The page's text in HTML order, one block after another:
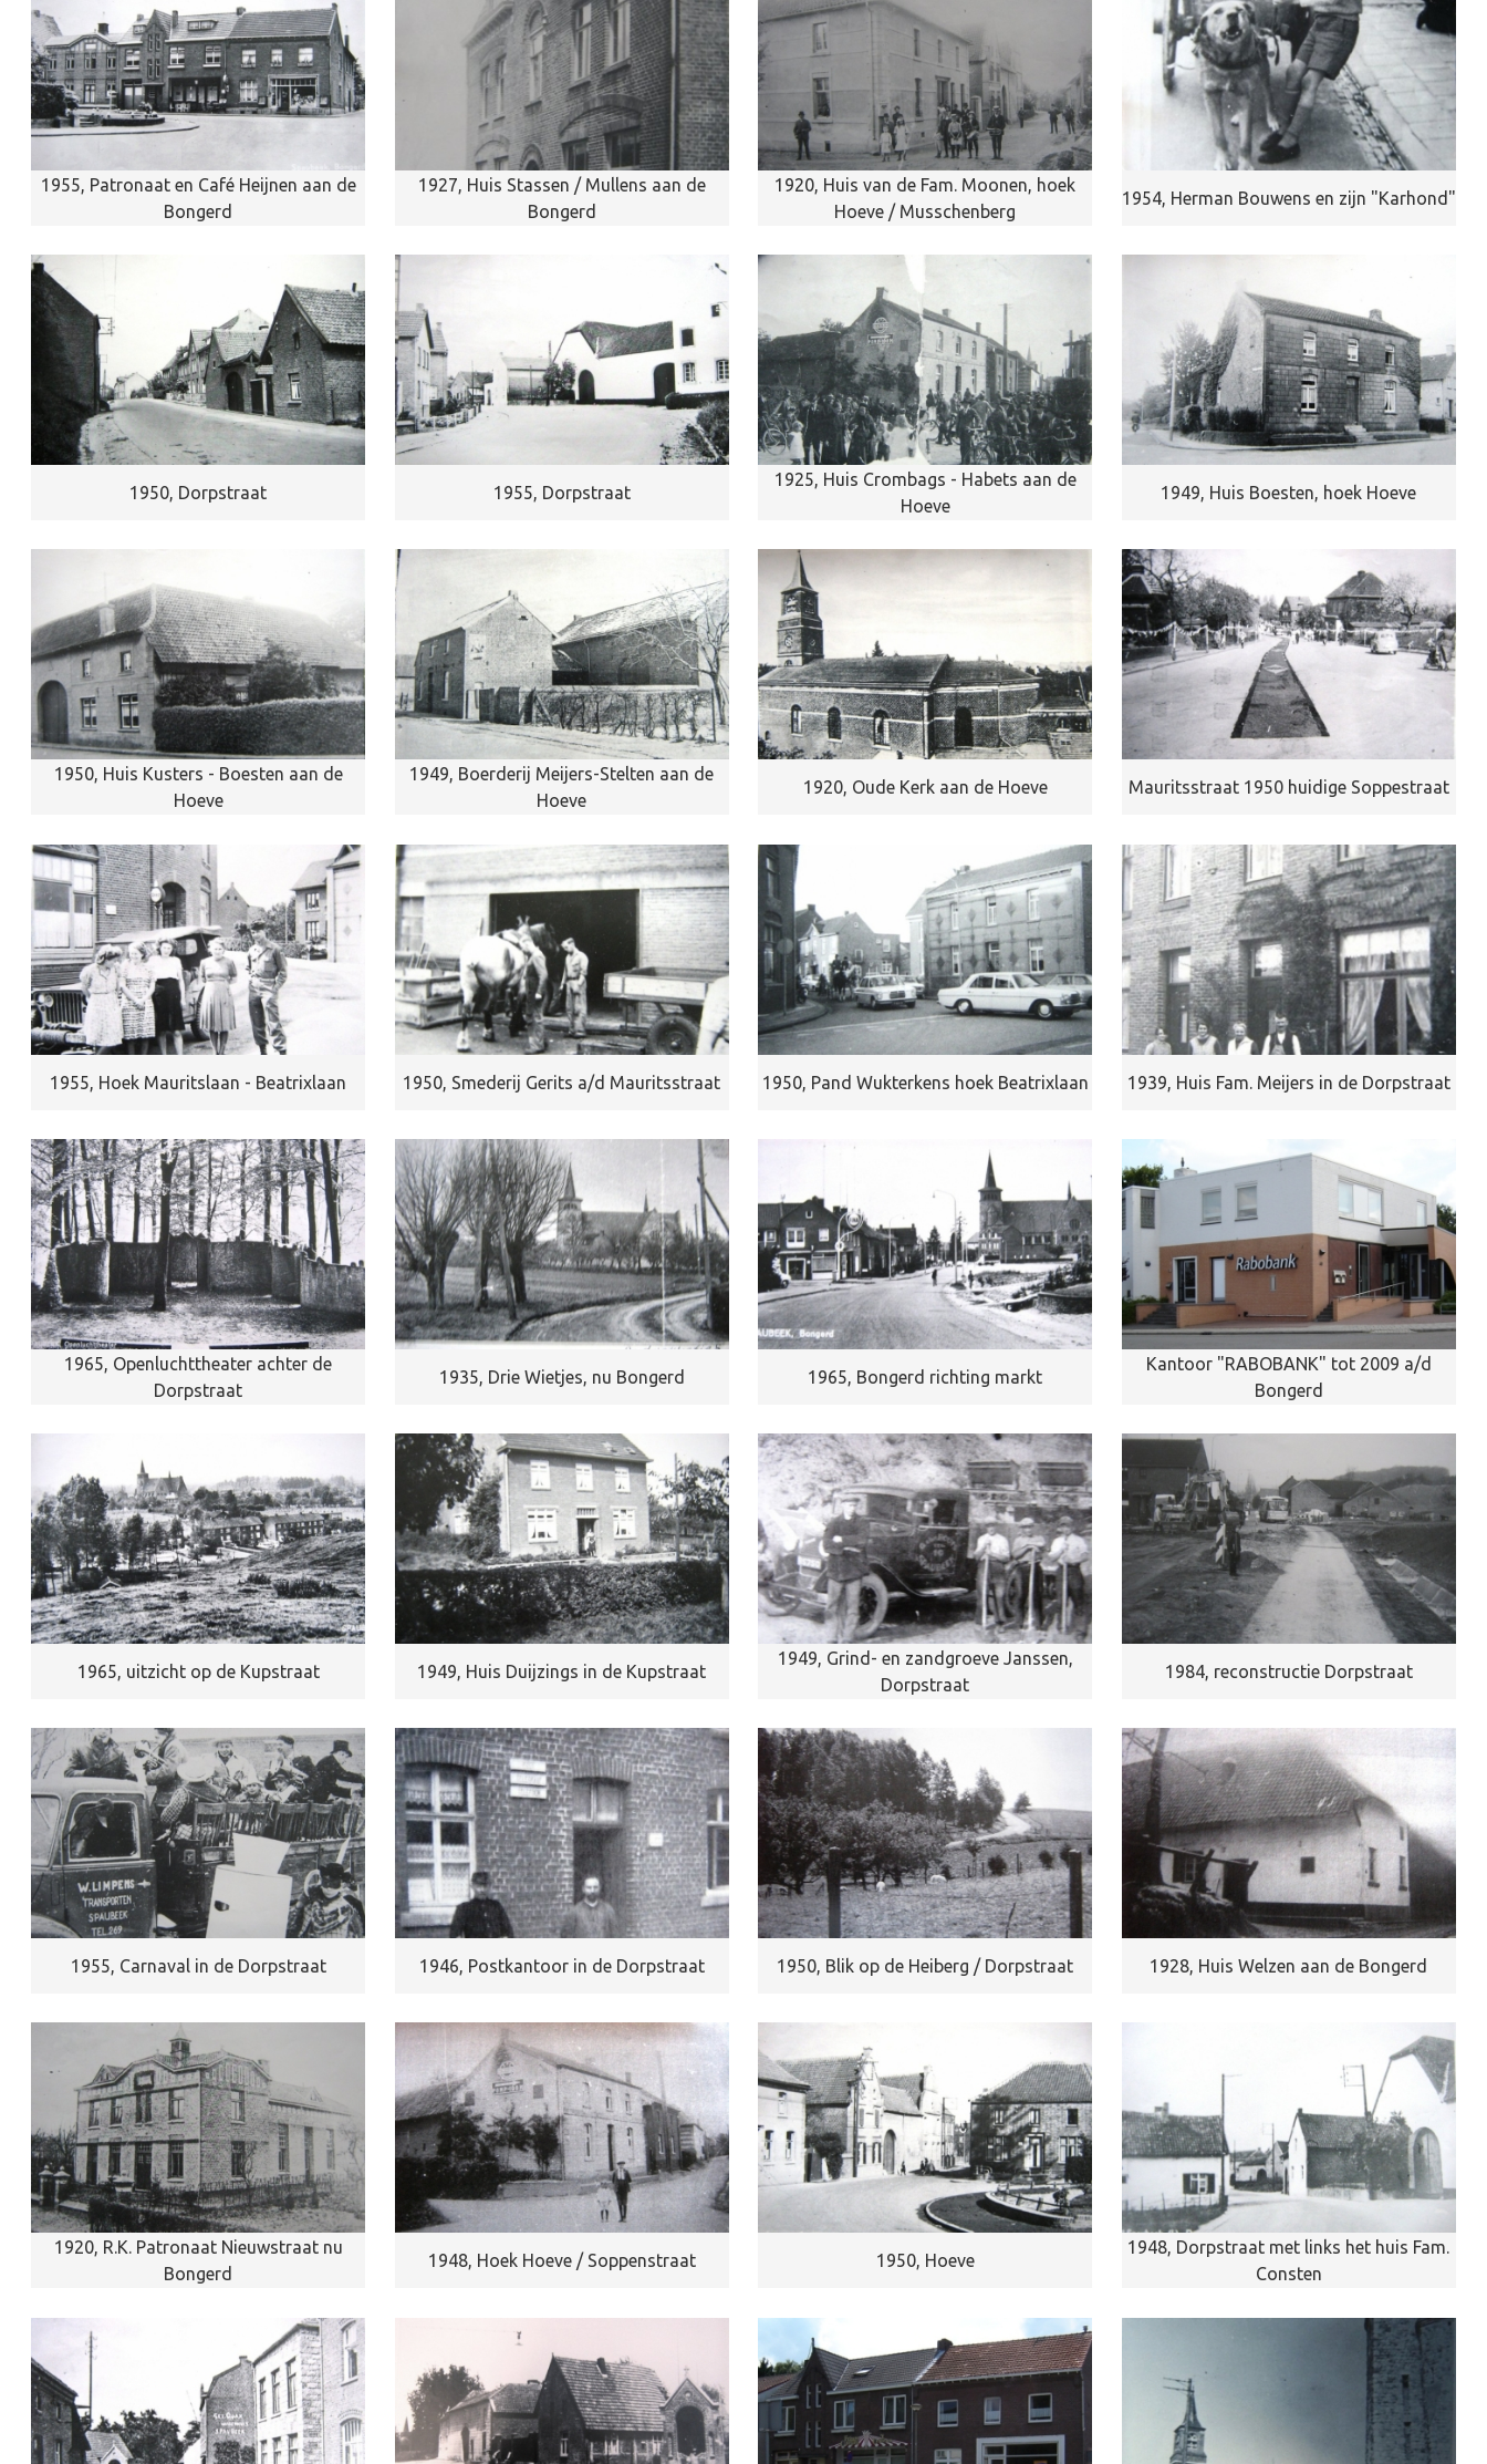
1955, Patronaat en Café Heijnen aan de
Bongerd
1927, Huis Stassen / Mullens aan de
Bongerd
1920, Huis van de Fam. Moonen, hoek
Hoeve / Musschenberg
1954, Herman Bouwens en zijn "Karhond"
1950, Dorpstraat 1955, Dorpstraat
1925, Huis Crombags - Habets aan de
Hoeve
1949, Huis Boesten, hoek Hoeve
1950, Huis Kusters - Boesten aan de
Hoeve
1949, Boerderij Meijers-Stelten aan de
Hoeve
1920, Oude Kerk aan de Hoeve Mauritsstraat 1950 huidige Soppestraat
1955, Hoek Mauritslaan - Beatrixlaan 1950, Smederij Gerits a/d Mauritsstraat 1950, Pand Wukterkens hoek Beatrixlaan 1939, Huis Fam. Meijers in de Dorpstraat
1965, Openluchttheater achter de
Dorpstraat
1935, Drie Wietjes, nu Bongerd 1965, Bongerd richting markt
Kantoor "RABOBANK" tot 2009 a/d
Bongerd
1965, uitzicht op de Kupstraat 1949, Huis Duijzings in de Kupstraat
1949, Grind- en zandgroeve Janssen,
Dorpstraat
1984, reconstructie Dorpstraat
1955, Carnaval in de Dorpstraat 1946, Postkantoor in de Dorpstraat 1950, Blik op de Heiberg / Dorpstraat 1928, Huis Welzen aan de Bongerd
1920, R.K. Patronaat Nieuwstraat nu
Bongerd
1948, Hoek Hoeve / Soppenstraat 1950, Hoeve
1948, Dorpstraat met links het huis Fam.
Consten